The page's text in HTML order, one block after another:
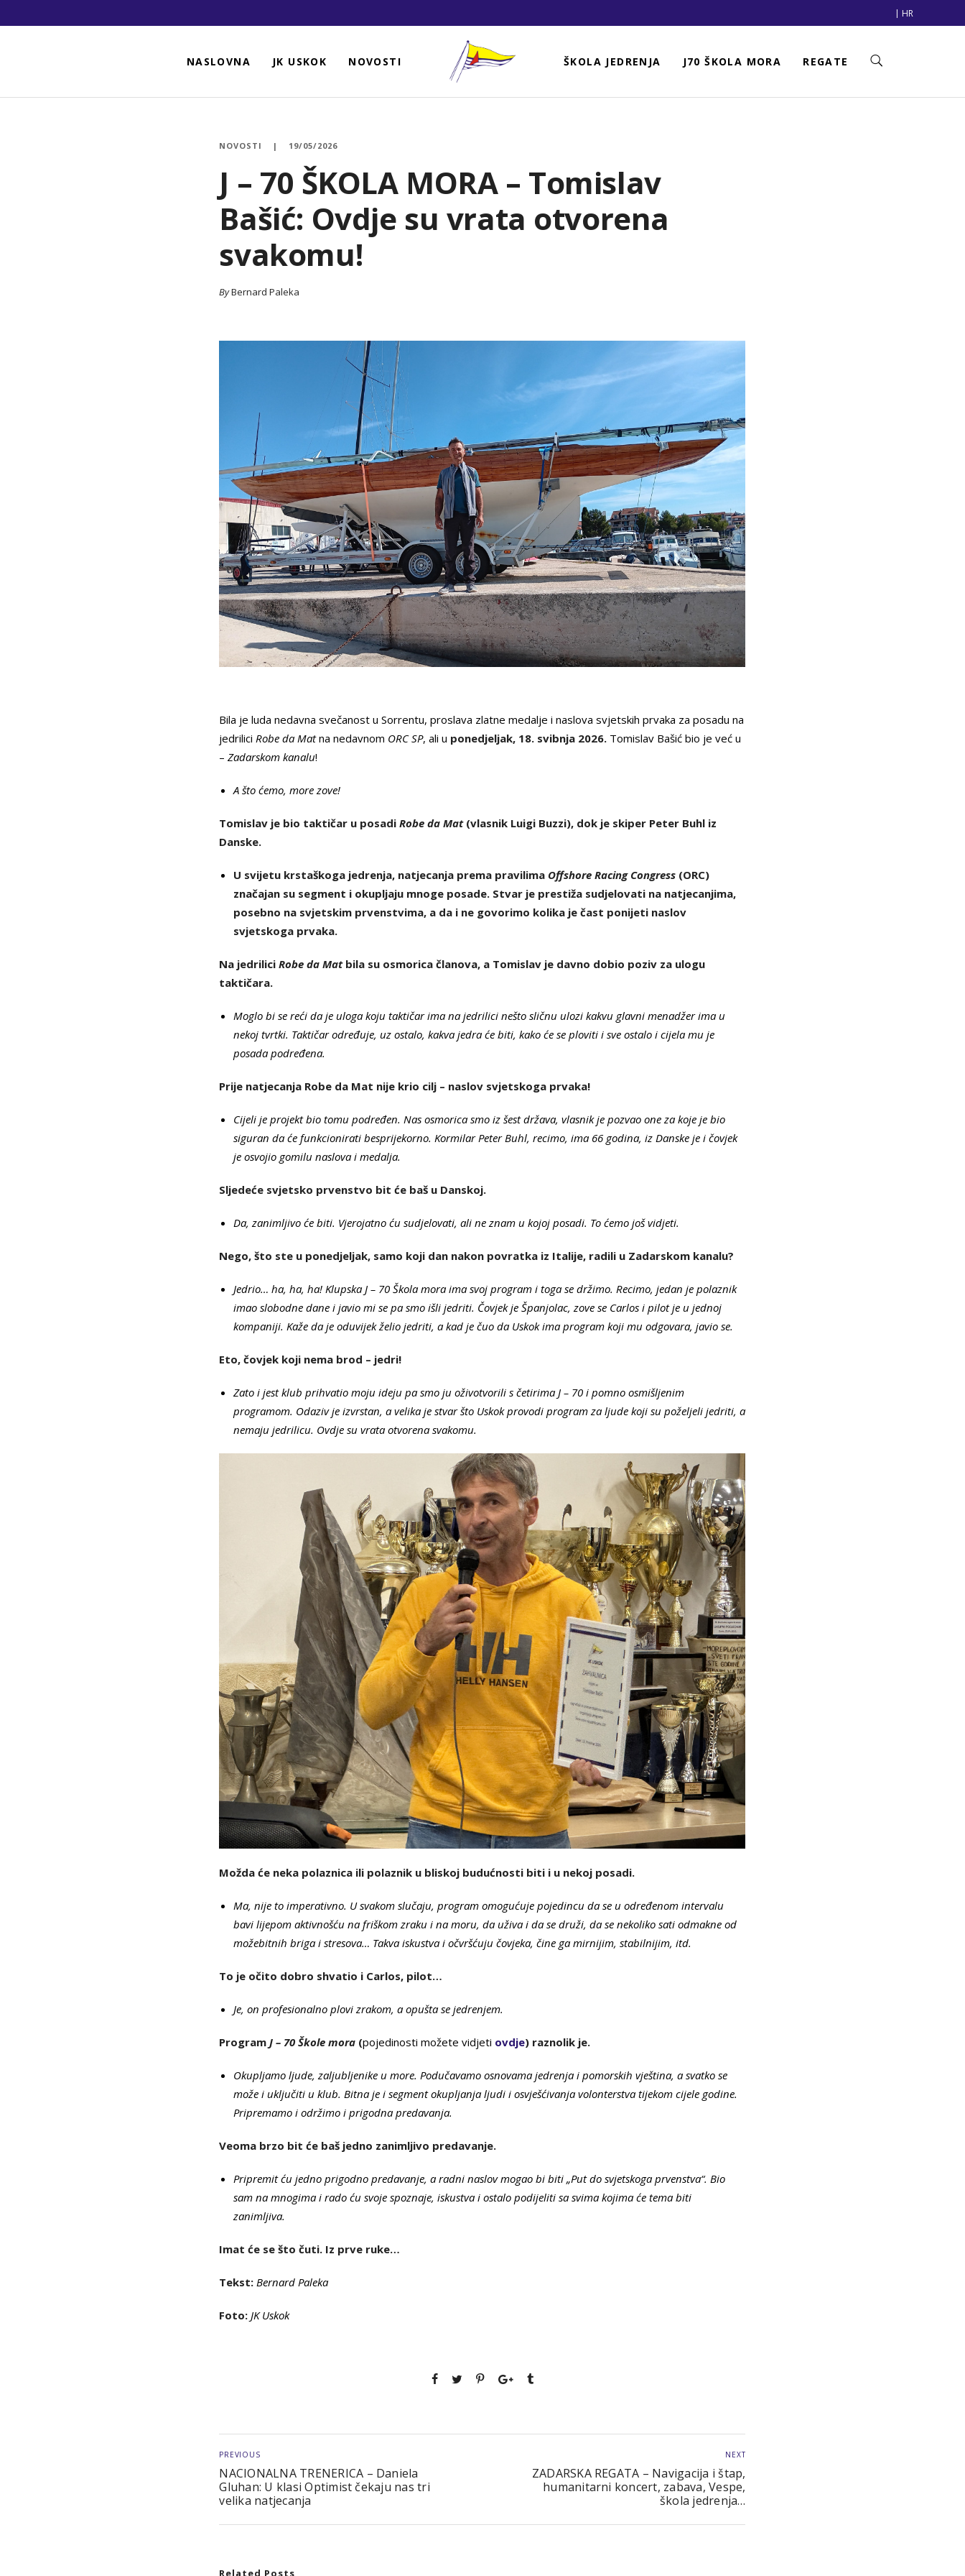
| HR
NASLOVNA JK USKOK NOVOSTI ŠKOLA JEDRENJA J70 ŠKOLA MORA REGATE
NOVOSTI 19/05/2026
J – 70 ŠKOLA MORA – Tomislav
Bašić: Ovdje su vrata otvorena
svakomu!
ByBernard Paleka
Bila je luda nedavna svečanost u Sorrentu, proslava zlatne medalje i naslova svjetskih prvaka za posadu na
jedrilici Robe da Matna nedavnom ORC SP, ali u ponedjeljak, 18. svibnja 2026. Tomislav Bašić bio je već u
–Zadarskom kanalu!
A što ćemo, more zove!
Tomislav je bio taktičar u posadiRobe da Mat(vlasnik Luigi Buzzi), dok je skiper Peter Buhl iz
Danske.
U svijetu krstaškoga jedrenja, natjecanja prema pravilima Offshore Racing Congress (ORC)
značajan su segment i okupljaju mnoge posade. Stvar je prestiža sudjelovati na natjecanjima,
posebno na svjetskim prvenstvima, a da i ne govorimo kolika je čast ponijeti naslov
svjetskoga prvaka.
Na jedriliciRobe da Matbila su osmorica članova, a Tomislav je davno dobio poziv za ulogu
taktičara.
Moglo bi se reći da je uloga koju taktičar ima na jedrilici nešto sličnu ulozi kakvu glavni menadžer ima u
nekoj tvrtki. Taktičar određuje, uz ostalo, kakva jedra će biti, kako će se ploviti i sve ostalo i cijela mu je
posada podređena.
Prije natjecanja Robe da Mat nije krio cilj – naslov svjetskoga prvaka!
Cijeli je projekt bio tomu podređen. Nas osmorica smo iz šest država, vlasnik je pozvao one za koje je bio
siguran da će funkcionirati besprijekorno. Kormilar Peter Buhl, recimo, ima 66 godina, iz Danske je i čovjek
je osvojio gomilu naslova i medalja.
Sljedeće svjetsko prvenstvo bit će baš u Danskoj.
Da, zanimljivo će biti. Vjerojatno ću sudjelovati, ali ne znam u kojoj posadi. To ćemo još vidjeti.
Nego, što ste u ponedjeljak, samo koji dan nakon povratka iz Italije, radili u Zadarskom kanalu?
Jedrio… ha, ha, ha! Klupska J – 70 Škola mora ima svoj program i toga se držimo. Recimo, jedan je polaznik
imao slobodne dane i javio mi se pa smo išli jedriti. Čovjek je Španjolac, zove se Carlos i pilot je u jednoj
kompaniji. Kaže da je oduvijek želio jedriti, a kad je čuo da Uskok ima program koji mu odgovara, javio se.
Eto, čovjek koji nema brod – jedri!
Zato i jest klub prihvatio moju ideju pa smo ju oživotvorili s četirima J – 70 i pomno osmišljenim
programom. Odaziv je izvrstan, a velika je stvar što Uskok provodi program za ljude koji su poželjeli jedriti, a
nemaju jedrilicu. Ovdje su vrata otvorena svakomu.
Možda će neka polaznica ili polaznik u bliskoj budućnosti biti i u nekoj posadi.
Ma, nije to imperativno. U svakom slučaju, program omogućuje pojedincu da se u određenom intervalu
bavi lijepom aktivnošću na friškom zraku i na moru, da uživa i da se druži, da se nekoliko sati odmakne od
možebitnih briga i stresova… Takva iskustva i očvršćuju čovjeka, čine ga mirnijim, stabilnijim, itd.
To je očito dobro shvatio i Carlos, pilot…
Je, on profesionalno plovi zrakom, a opušta se jedrenjem.
Program J – 70 Škole mora (pojedinosti možete vidjeti ovdje) raznolik je.
Okupljamo ljude, zaljubljenike u more. Podučavamo osnovama jedrenja i pomorskih vještina, a svatko se
može i uključiti u klub. Bitna je i segment okupljanja ljudi i osvješćivanja volonterstva tijekom cijele godine.
Pripremamo i održimo i prigodna predavanja.
Veoma brzo bit će baš jedno zanimljivo predavanje.
Pripremit ću jedno prigodno predavanje, a radni naslov mogao bi biti „Put do svjetskoga prvenstva“. Bio
sam na mnogima i rado ću svoje spoznaje, iskustva i ostalo podijeliti sa svima kojima će tema biti
zanimljiva.
Imat će se što čuti. Iz prve ruke…
Tekst: Bernard Paleka
Foto: JK Uskok
PREVIOUS
NACIONALNA TRENERICA – Daniela
Gluhan: U klasi Optimist čekaju nas tri
velika natjecanja
NEXT
ZADARSKA REGATA – Navigacija i štap,
humanitarni koncert, zabava, Vespe,
škola jedrenja…
Related Posts